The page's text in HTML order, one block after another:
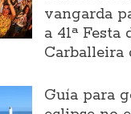
vangarda
a 41ª Festa
Carballeira
Guía para